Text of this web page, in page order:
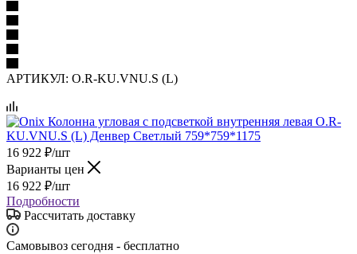
АРТИКУЛ: O.R-KU.VNU.S (L)
16 922 ₽/шт
Варианты цен
16 922 ₽/шт
Подробности
Рассчитать доставку
Самовывоз сегодня - бесплатно